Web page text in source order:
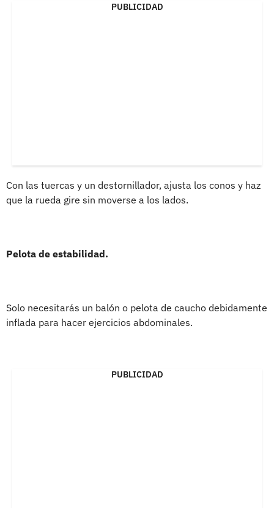
PUBLICIDAD
Con las tuercas y un destornillador, ajusta los conos y haz
que la rueda gire sin moverse a los lados.
Pelota de estabilidad.
Solo necesitarás un balón o pelota de caucho debidamente
inflada para hacer ejercicios abdominales.
PUBLICIDAD